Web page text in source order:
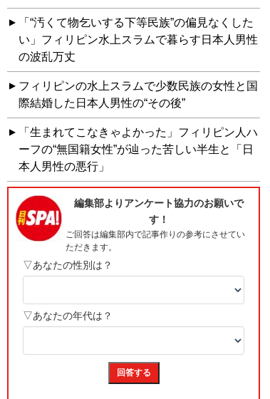
「“汚くて物乞いする下等民族”の偏見なくした
い」フィリピン水上スラムで暮らす日本人男性
の波乱万丈
フィリピンの水上スラムで少数民族の女性と国
際結婚した日本人男性の“その後”
「生まれてこなきゃよかった」フィリピン人ハ
ーフの“無国籍女性”が辿った苦しい半生と「日
本人男性の悪行」